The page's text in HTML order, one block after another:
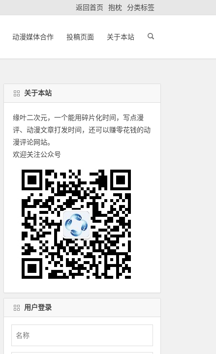
返回首页 抱枕 分类标签
动漫媒体合作 投稿页面 关于本站
关于本站
缘叶二次元，一个能用碎片化时间，写点漫
评、动漫文章打发时间，还可以赚零花钱的动
漫评论网站。
欢迎关注公众号
用户登录